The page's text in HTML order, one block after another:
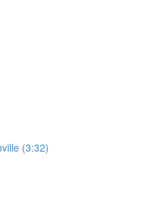
(3:32)